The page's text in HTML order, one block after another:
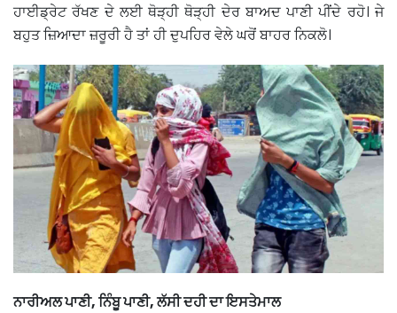
ਹਾਈਡ੍ਰੇਟ ਰੱਖਣ ਦੇ ਲਈ ਥੋੜ੍ਹੀ ਥੋੜ੍ਹੀ ਦੇਰ ਬਾਅਦ ਪਾਣੀ ਪੀਂਦੇ ਰਹੋ। ਜੇ
ਬਹੁਤ ਜ਼ਿਆਦਾ ਜ਼ਰੂਰੀ ਹੈ ਤਾਂ ਹੀ ਦੁਪਹਿਰ ਵੇਲੇ ਘਰੋਂ ਬਾਹਰ ਨਿਕਲੋ।
ਨਾਰੀਅਲ ਪਾਣੀ, ਨਿੰਬੂ ਪਾਣੀ, ਲੱਸੀ ਦਹੀ ਦਾ ਇਸਤੇਮਾਲ